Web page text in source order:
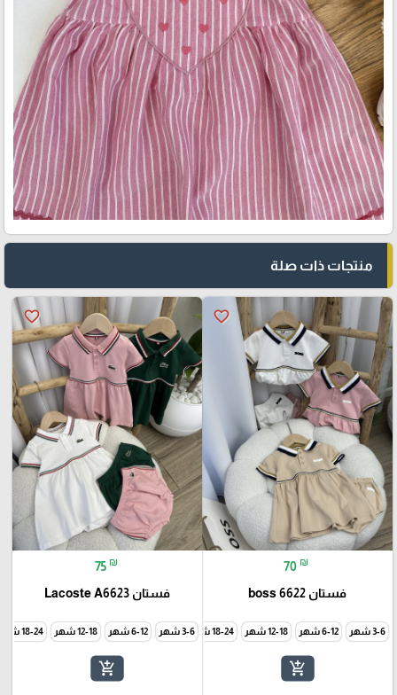
منتجات ذات صلة
favorite_border
70 ₪
فستان boss 6622
3-6 شهر 6-12 شهر 12-18 شهر 18-24 شهر 24-30 شهر
add_shopping_cart
favorite_border
75 ₪
فستان Lacoste A6623
3-6 شهر 6-12 شهر 12-18 شهر 18-24 شهر
add_shopping_cart